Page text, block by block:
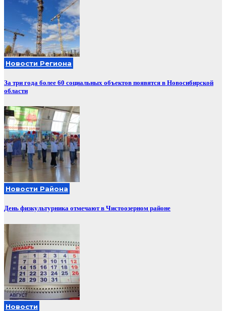
Новости Региона
За три года более 60 социальных объектов появятся в Новосибирской
области
Новости Района
День физкультурника отмечают в Чистоозерном районе
Новости